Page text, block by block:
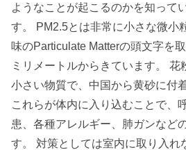
ようなことが起こるのかを知って
す。 PM2.5とは非常に小さな微小
味のParticulate Matterの頭文字を
ミリメートルからきています。 花
小さい物質で、中国から黄砂に付
これらが体内に入り込むことで、
患、各種アレルギー、肺ガンなど
す。 対策としては室内に取り入れ